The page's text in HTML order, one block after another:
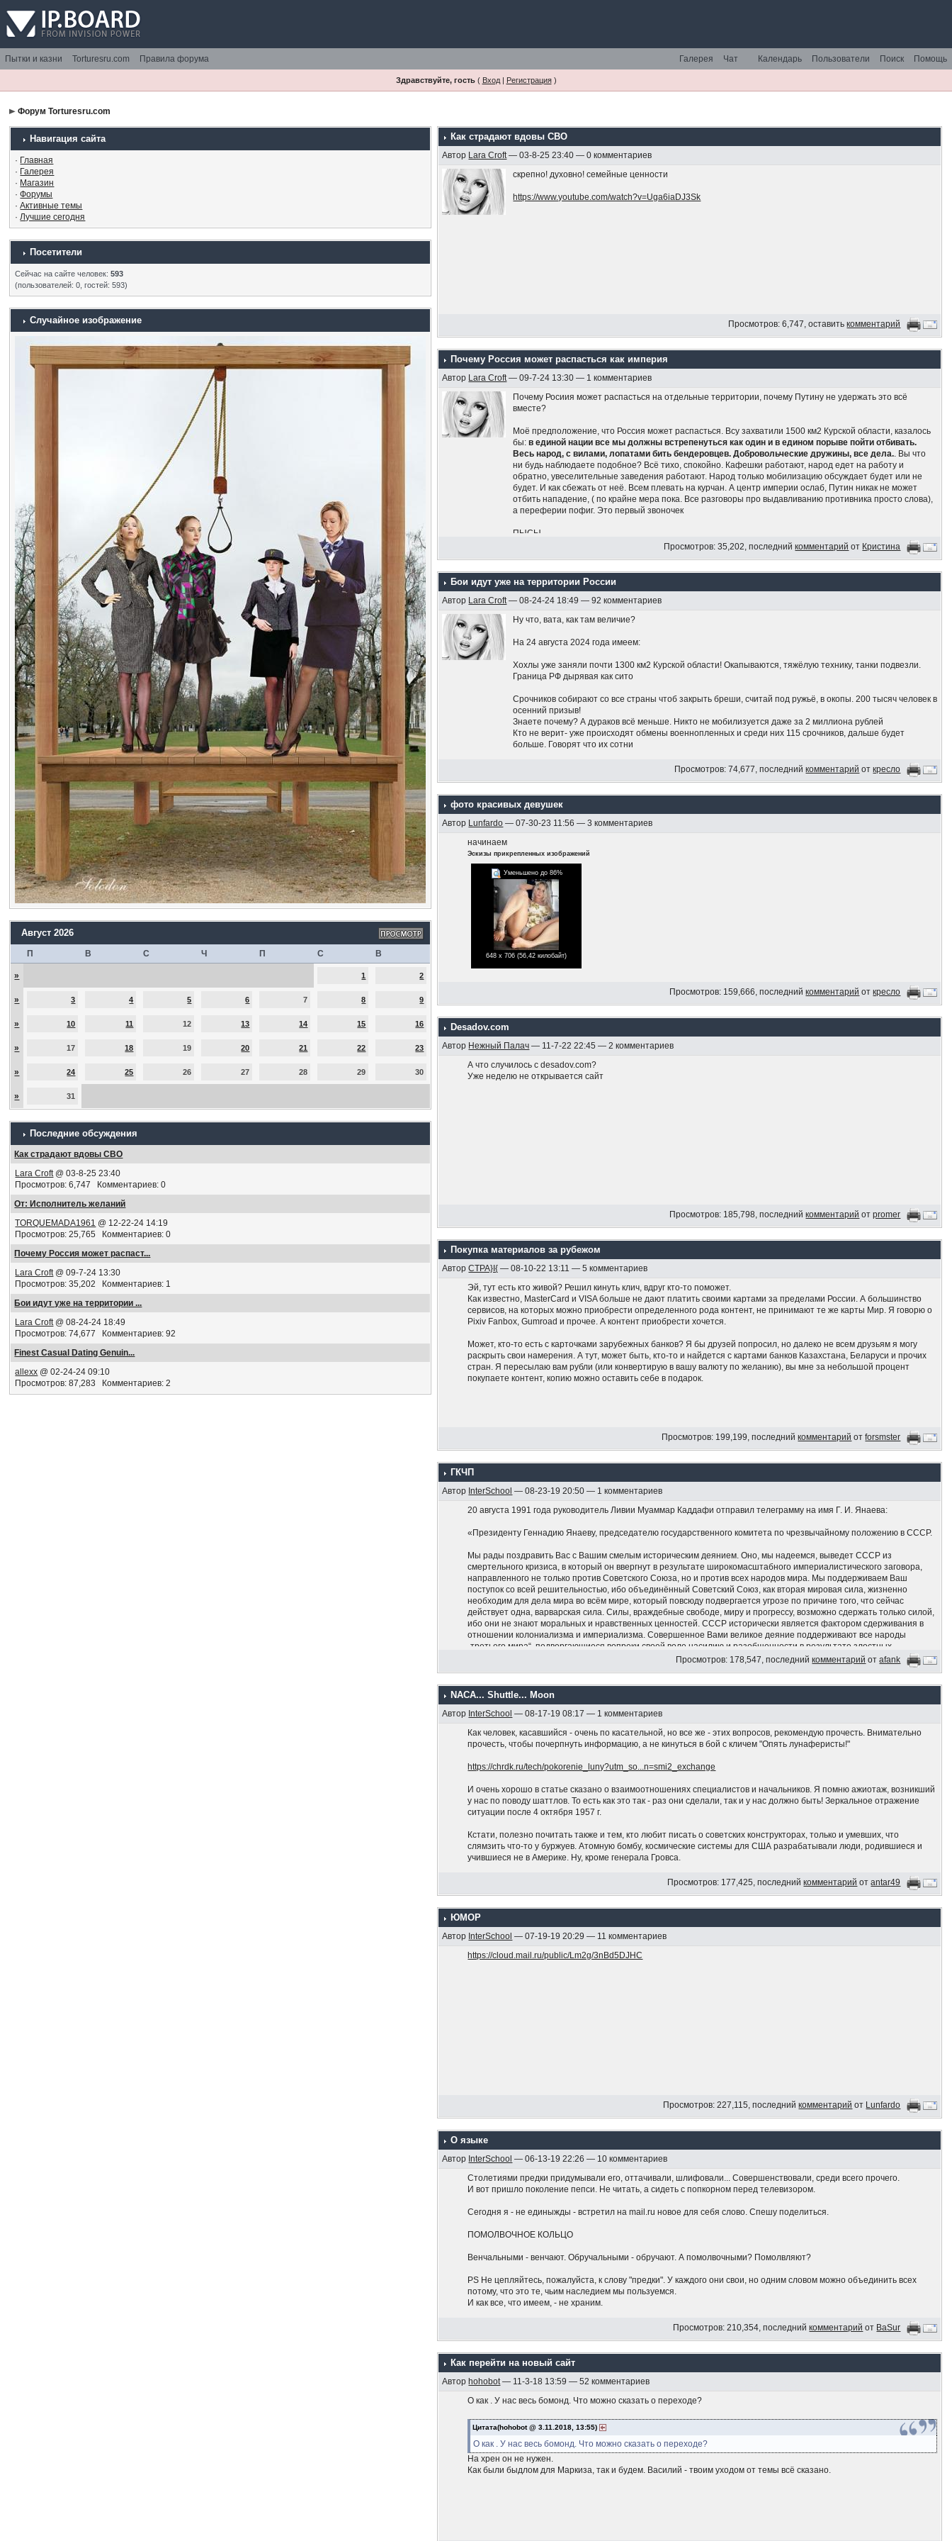
Пытки и казни Torturesru.com Правила форума Помощь
Поиск
Пользователи
Календарь
Чат
Галерея
Здравствуйте, гость( Вход| Регистрация)
Форум Torturesru.com
Навигация сайта
· Главная
· Галерея
· Магазин
·Форумы
·Активные темы
·Лучшие сегодня
Посетители
Сейчас на сайте человек:593
(пользователей: 0, гостей: 593)
Случайное изображение
Август 2026
П В С Ч П С В
» 1 2
» 3 4 5 6 7 8 9
» 10 11 12 13 14 15 16
» 17 18 19 20 21 22 23
» 24 25 26 27 28 29 30
» 31
Последние обсуждения
Как страдают вдовы СВО
Lara Croft@ 03-8-25 23:40
Просмотров: 6,747 Комментариев: 0
От: Исполнитель желаний
TORQUEMADA1961 @ 12-22-24 14:19
Просмотров: 25,765 Комментариев: 0
Почему Россия может распаст...
Lara Croft@ 09-7-24 13:30
Просмотров: 35,202 Комментариев: 1
Бои идут уже на территории ...
Lara Croft@ 08-24-24 18:49
Просмотров: 74,677 Комментариев: 92
Finest Сasual Dating Genuin...
allexx @ 02-24-24 09:10
Просмотров: 87,283 Комментариев: 2
Как страдают вдовы СВО
Автор Lara Croft— 03-8-25 23:40 — 0 комментариев
скрепно! духовно! семейные ценности
https://www.youtube.com/watch?v=Uga6iaDJ3Sk
Просмотров: 6,747, оставитькомментарий
Почему Россия может распасться как империя
Автор Lara Croft— 09-7-24 13:30 — 1 комментариев
Почему Росиия может распасться на отдельные территории, почему Путину не удержать это всё
вместе?
Моё предположение, что Россия может распасться. Всу захватили 1500 км2 Курской области, казалось
бы:в единой нации все мы должны встрепенуться как один и в едином порыве пойти отбивать.
Весь народ, с вилами, лопатами бить бендеровцев. Добровольческие дружины, все дела.. Вы что
ни будь наблюдаете подобное? Всё тихо, спокойно. Кафешки работают, народ едет на работу и
обратно, увеселительные заведения работают. Народ только мобилизацию обсуждает будет или не
будет. И как сбежать от неё. Всем плевать на курчан. А центр империи ослаб, Путин никак не может
отбить нападение, ( по крайне мера пока. Все разговоры про выдавливанию противника просто слова),
а переферии пофиг. Это первый звоночек
ПЫСЫ
1)Владимир Путин заявил что в России модно иметь много детей
2)В России 20% семей с детьми не могут позволить себе хоть что-то, кроме еды, — заявила глава
Также 45-60% семей с детьми могут приобрести только еду и одежду, но не крупные бытовые приборы.
В общей сложности около 70% семей с детьми можно назвать бедными, — заявила Останина на ВЭФ
Просмотров: 35,202, последнийкомментарий от Кристина
Бои идут уже на территории России
Автор Lara Croft— 08-24-24 18:49 — 92 комментариев
Ну что, вата, как там величие?
На 24 августа 2024 года имеем:
Хохлы уже заняли почти 1300 км2 Курской области! Окапываются, тяжёлую технику, танки подвезли.
Граница РФ дырявая как сито
Срочников собирают со все страны чтоб закрыть бреши, считай под ружьё, в окопы. 200 тысяч человек в
осенний призыв!
Знаете почему? А дураков всё меньше. Никто не мобилизуется даже за 2 миллиона рублей
Кто не верит- уже происходят обмены военнопленных и среди них 115 срочников, дальше будет
больше. Говорят что их сотни
Жители Курской области бегут хрен знает куда,побросав хозяйство, даже за Урал. Путин роздал по 10
На курской АЭС провели молебен против наступления ВСУ
Беспилотники летают по всей России и бомбят нефтехраны и НПЗ
Это только то, что я слышал.. а что не слышал пока.. ууууу... держитесь там
Нет никаких красных линий, потому что Путин не ответил ядеркой на вторжение украинцев в Рф.
Угрозы ядеркой это блеф.
Никаких попыток остановить украинских оккупантов нет. Люди пропускают украинскую армию,
словно это Пригожин на Москву идёт.
Просмотров: 74,677, последнийкомментарий откресло
фото красивых девушек
Автор Lunfardo — 07-30-23 11:56 — 3 комментариев
начинаем
Эскизы прикрепленных изображений
Уменьшено до 86%
648 x 706 (56,42 килобайт)
Просмотров: 159,666, последнийкомментарий откресло
Desadov.com
Автор Нежный Палач — 11-7-22 22:45 — 2 комментариев
А что случилось с desadov.com?
Уже неделю не открывается сайт
Просмотров: 185,798, последнийкомментарий отpromer
Покупка материалов за рубежом
АвторCTPA}I{ — 08-10-22 13:11 — 5 комментариев
Эй, тут есть кто живой? Решил кинуть клич, вдруг кто-то поможет.
Как известно, MasterCard и VISA больше не дают платить своими картами за пределами России. А большинство
сервисов, на которых можно приобрести определенного рода контент, не принимают те же карты Мир. Я говорю о
Pixiv Fanbox, Gumroad и прочее. А контент приобрести хочется.
Может, кто-то есть с карточками зарубежных банков? Я бы друзей попросил, но далеко не всем друзьям я могу
раскрыть свои намерения. А тут, может быть, кто-то и найдется с картами банков Казахстана, Беларуси и прочих
стран. Я пересылаю вам рубли (или конвертирую в вашу валюту по желанию), вы мне за небольшой процент
покупаете контент, копию можно оставить себе в подарок.
Просмотров: 199,199, последнийкомментарий отforsmster
ГКЧП
Автор InterSchool — 08-23-19 20:50 — 1 комментариев
20 августа 1991 года руководитель Ливии Муаммар Каддафи отправил телеграмму на имя Г. И. Янаева:
«Президенту Геннадию Янаеву, председателю государственного комитета по чрезвычайному положению в СССР.
Мы рады поздравить Вас с Вашим смелым историческим деянием. Оно, мы надеемся, выведет СССР из
смертельного кризиса, в который он ввергнут в результате широкомасштабного империалистического заговора,
направленного не только против Советского Союза, но и против всех народов мира. Мы поддерживаем Ваш
поступок со всей решительностью, ибо объединённый Советский Союз, как вторая мировая сила, жизненно
необходим для дела мира во всём мире, который повсюду подвергается угрозе по причине того, что сейчас
действует одна, варварская сила. Силы, враждебные свободе, миру и прогрессу, возможно сдержать только силой,
ибо они не знают моральных и нравственных ценностей. СССР исторически является фактором сдерживания в
отношении колониализма и империализма. Совершенное Вами великое деяние поддерживают все народы
„третьего мира“, подвергающиеся вопреки своей воле насилию и разобщенности в результате злостных
намерений империализма. Это деяние очень важно для возрождения мирового престижа СССР, достоинства
приверженность Социалистической Народной Ливийской Арабской Джамахирии крепкой исторической дружбе с
СССР, которой мы ни при каких условиях не поступались. Ливия выступает за обеспечение дела мира, социализма
и свободы всех народов и своих принципов — в отличие от колеблющихся, слабых и алчных. Мы подтверждаем,
социализма и мира!».
Просмотров: 178,547, последнийкомментарий отafank
NACA... Shuttle... Moon
Автор InterSchool — 08-17-19 08:17 — 1 комментариев
Как человек, касавшийся - очень по касательной, но все же - этих вопросов, рекомендую прочесть. Внимательно
прочесть, чтобы почерпнуть информацию, а не кинуться в бой с кличем "Опять лунаферисты!"
https://chrdk.ru/tech/pokorenie_luny?utm_so...n=smi2_exchange
И очень хорошо в статье сказано о взаимоотношениях специалистов и начальников. Я помню ажиотаж, возникший
у нас по поводу шаттлов. То есть как это так - раз они сделали, так и у нас должно быть! Зеркальное отражение
ситуации после 4 октября 1957 г.
Кстати, полезно почитать также и тем, кто любит писать о советских конструкторах, только и умевших, что
слямзить что-то у буржуев. Атомную бомбу, космические системы для США разрабатывали люди, родившиеся и
учившиеся не в Америке. Ну, кроме генерала Гровса.
PS В заголовке темы нет опечатки. Это я так попытался показать, что не лаптем щи хлебаю.
Просмотров: 177,425, последнийкомментарий отantar49
ЮМОР
Автор InterSchool — 07-19-19 20:29 — 11 комментариев
https://cloud.mail.ru/public/Lm2g/3nBd5DJHC
Просмотров: 227,115, последнийкомментарий от Lunfardo
О языке
Автор InterSchool — 06-13-19 22:26 — 10 комментариев
Столетиями предки придумывали его, оттачивали, шлифовали... Совершенствовали, среди всего прочего.
И вот пришло поколение пепси. Не читать, а сидеть с попкорном перед телевизором.
Сегодня я - не единыжды - встретил на mail.ru новое для себя слово. Спешу поделиться.
ПОМОЛВОЧНОЕ КОЛЬЦО
Венчальными - венчают. Обручальными - обручают. А помолвочными? Помолвляют?
PS Не цепляйтесь, пожалуйста, к слову "предки". У каждого они свои, но одним словом можно объединить всех
потому, что это те, чьим наследием мы пользуемся.
И как все, что имеем, - не храним.
Просмотров: 210,354, последнийкомментарий от BaSur
Как перейти на новый сайт
Автор hohobot— 11-3-18 13:59 — 52 комментариев
О как . У нас весь бомонд. Что можно сказать о переходе?
Цитата(hohobot @ 3.11.2018, 13:55)
О как . У нас весь бомонд. Что можно сказать о переходе?
На хрен он не нужен.
Как были быдлом для Маркиза, так и будем. Василий - твоим уходом от темы всё сказано.